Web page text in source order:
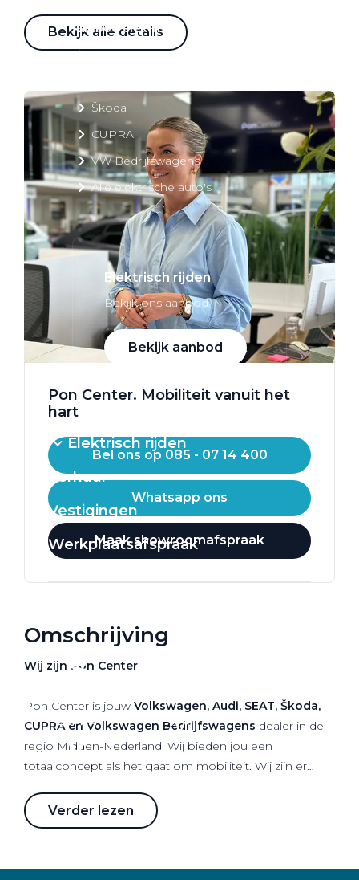
Aanbod elektrisch
Volkswagen
Škoda
CUPRA
VW Bedrijfswagens
Alle elektrische auto's
Elektrisch rijden
Bekijk ons aanbod
Bekijk aanbod
Elektrisch rijden
Verhuur
Vestigingen
Werkplaatsafspraak
Bekijk alle details
Pon Center. Mobiliteit vanuit het
hart
Bel ons op 085 - 07 14 400
Whatsapp ons
Maak showroomafspraak
Omschrijving
Wij zijn Pon Center
Pon Center is jouw Volkswagen, Audi, SEAT, Škoda,
CUPRA en Volkswagen Bedrijfswagens dealer in de
regio Midden-Nederland. Wij bieden jou een
totaalconcept als het gaat om mobiliteit. Wij zijn er
staan ook voor je klaar als het gaat om onderhoud,
leaseproducten, financieringen, verhuur en schade.
in om jou optimaal mobiel te houden, met plezier en
Verder lezen